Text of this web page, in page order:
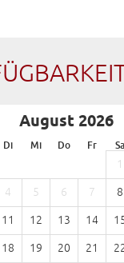
August 2026
Di Mi Do Fr Sa
1
4 5 6 7 8
11 12 13 14
18 19 20 21